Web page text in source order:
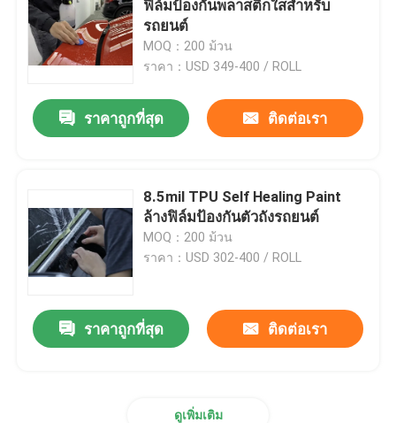
ฟิล์มป้องกันพลาสติกใสสำหรับ
รถยนต์
MOQ：200 ม้วน
ราคา：USD 349-400 / ROLL
ราคาถูกที่สุด ติดต่อเรา
8.5mil TPU Self Healing Paint
ล้างฟิล์มป้องกันตัวถังรถยนต์
MOQ：200 ม้วน
ราคา：USD 302-400 / ROLL
ราคาถูกที่สุด ติดต่อเรา
ดูเพิ่มเติม